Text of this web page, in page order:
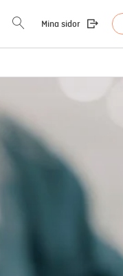
Mina sidor